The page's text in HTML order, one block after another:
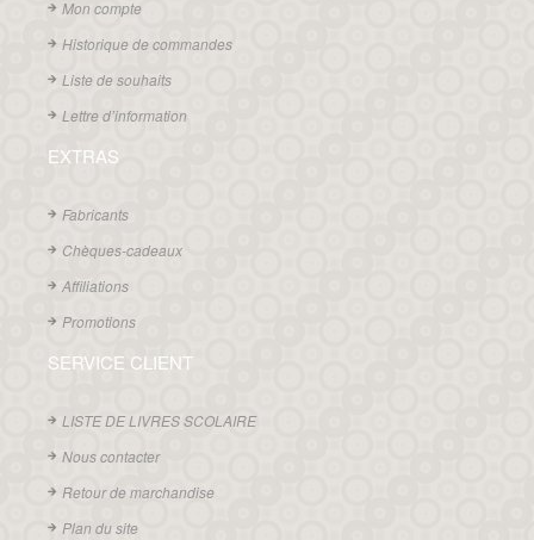
Mon compte
Historique de commandes
Liste de souhaits
Lettre d’information
EXTRAS
Fabricants
Chèques-cadeaux
Affiliations
Promotions
SERVICE CLIENT
LISTE DE LIVRES SCOLAIRE
Nous contacter
Retour de marchandise
Plan du site